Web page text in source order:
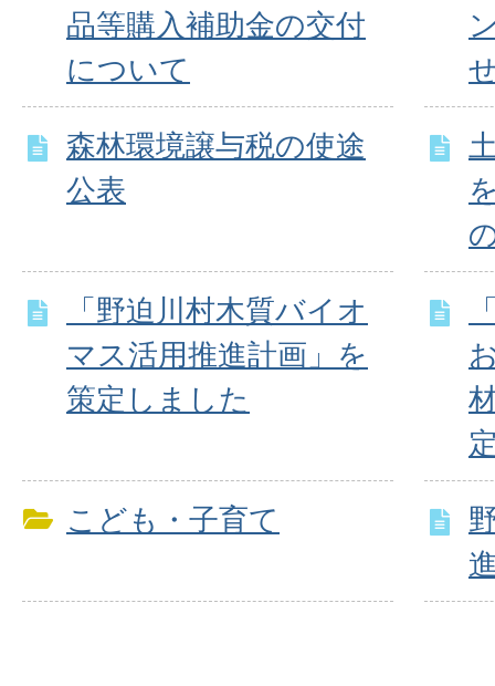
品等購入補助金の交付
について
森林環境譲与税の使途
公表
「野迫川村木質バイオ
マス活用推進計画」を
策定しました
こども・子育て